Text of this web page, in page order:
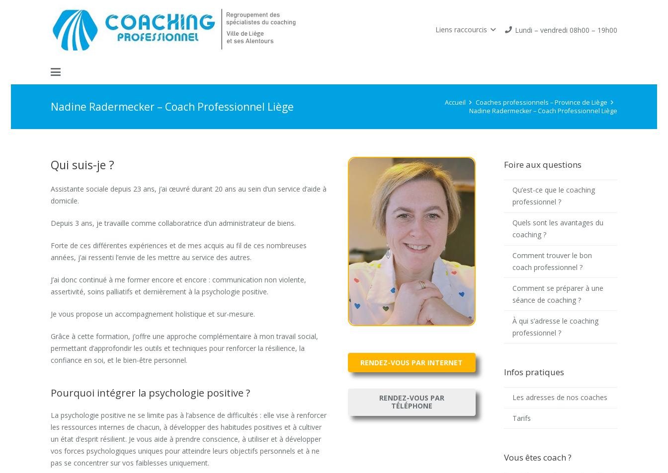
Liens raccourcis Lundi – vendredi 08h00 – 19h00
Nadine Radermecker – Coach Professionnel Liège Accueil
Coaches professionnels – Province de Liège
Nadine Radermecker – Coach Professionnel Liège
Qui suis-je ?
Assistante sociale depuis 23 ans, j’ai œuvré durant 20 ans au sein d’un service d’aide à
domicile.
Depuis 3 ans, je travaille comme collaboratrice d’un administrateur de biens.
Forte de ces différentes expériences et de mes acquis au fil de ces nombreuses
années, j’ai ressenti l’envie de les mettre au service des autres.
J’ai donc continué à me former encore et encore : communication non violente,
assertivité, soins palliatifs et dernièrement à la psychologie positive.
Je vous propose un accompagnement holistique et sur-mesure.
Grâce à cette formation, j’offre une approche complémentaire à mon travail social,
permettant d’approfondir les outils et techniques pour renforcer la résilience, la
confiance en soi, et le bien-être personnel.
Pourquoi intégrer la psychologie positive ?
La psychologie positive ne se limite pas à l’absence de difficultés : elle vise à renforcer
les ressources internes de chacun, à développer des habitudes positives et à cultiver
un état d’esprit résilient. Je vous aide à prendre conscience, à utiliser et à développer
vos forces psychologiques uniques pour atteindre leurs objectifs personnels et à ne
pas se concentrer sur vos faiblesses uniquement.
RENDEZ-VOUS PAR INTERNET
RENDEZ-VOUS PAR
TÉLÉPHONE
Foire aux questions
Qu’est-ce que le coaching
professionnel ?
Quels sont les avantages du
coaching ?
Comment trouver le bon
coach professionnel ?
Comment se préparer à une
séance de coaching ?
À qui s’adresse le coaching
professionnel ?
Infos pratiques
Les adresses de nos coaches
Tarifs
Vous êtes coach ?